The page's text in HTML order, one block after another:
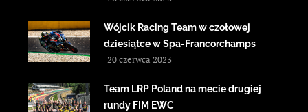
Wójcik Racing Team w czołowej
dziesiątce w Spa-Francorchamps
20 czerwca 2023
Team LRP Poland na mecie drugiej
rundy FIM EWC